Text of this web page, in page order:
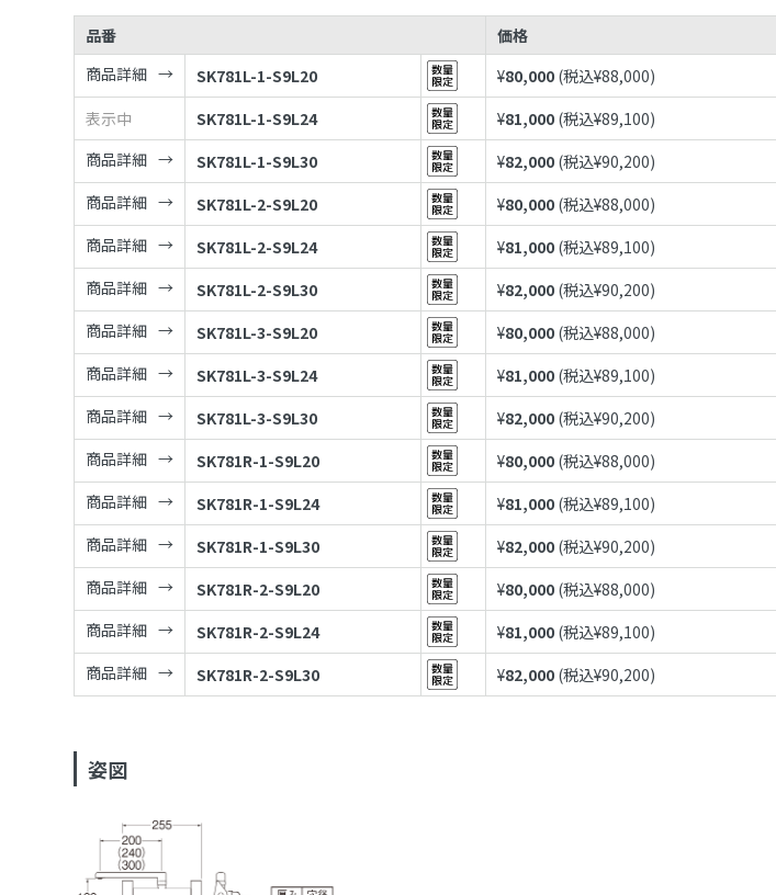
品番 価格
商品詳細
SK781L-1-S9L20 ¥80,000 (税込¥88,000)
表示中
SK781L-1-S9L24 ¥81,000 (税込¥89,100)
商品詳細
SK781L-1-S9L30 ¥82,000 (税込¥90,200)
商品詳細
SK781L-2-S9L20 ¥80,000 (税込¥88,000)
商品詳細
SK781L-2-S9L24 ¥81,000 (税込¥89,100)
商品詳細
SK781L-2-S9L30 ¥82,000 (税込¥90,200)
商品詳細
SK781L-3-S9L20 ¥80,000 (税込¥88,000)
商品詳細
SK781L-3-S9L24 ¥81,000 (税込¥89,100)
商品詳細
SK781L-3-S9L30 ¥82,000 (税込¥90,200)
商品詳細
SK781R-1-S9L20 ¥80,000 (税込¥88,000)
商品詳細
SK781R-1-S9L24 ¥81,000 (税込¥89,100)
商品詳細
SK781R-1-S9L30 ¥82,000 (税込¥90,200)
商品詳細
SK781R-2-S9L20 ¥80,000 (税込¥88,000)
商品詳細
SK781R-2-S9L24 ¥81,000 (税込¥89,100)
商品詳細
SK781R-2-S9L30 ¥82,000 (税込¥90,200)
姿図